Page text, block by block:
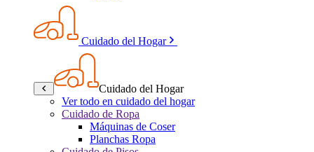
Cuidado del Hogar
Cuidado del Hogar
Ver todo en cuidado del hogar
Cuidado de Ropa
Máquinas de Coser
Planchas Ropa